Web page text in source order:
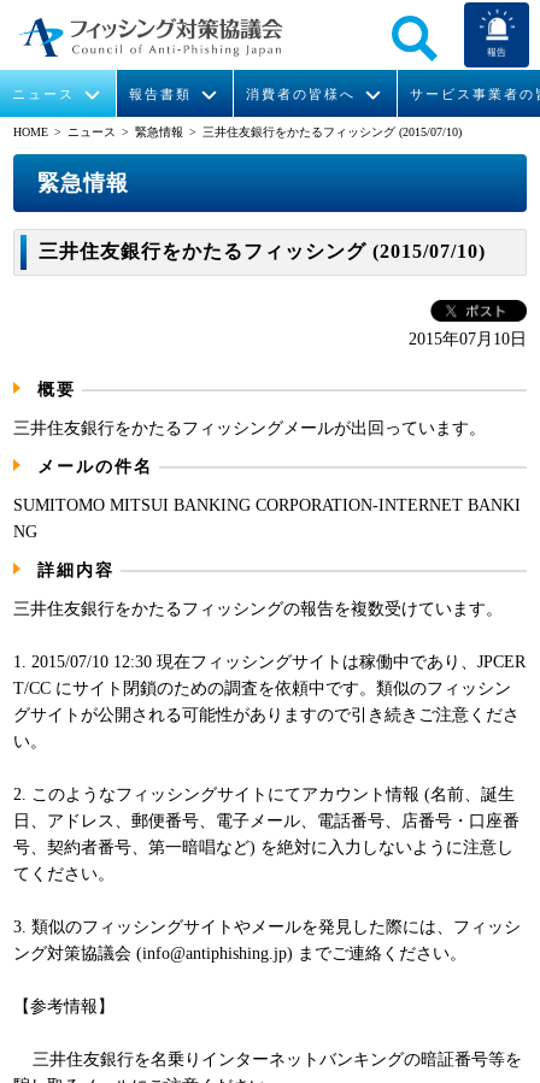
報告
ニュース
イベント
報告書類
月次報告書
消費者の皆様へ
フィッシングの報告
マンガでわかるフィッシング詐欺対策 5ヶ条
サービス事業者の
STOP. THINK. CONNECT.
運営委員紹介
WG活動
入会案内
HOME > ニュース >緊急情報 > 三井住友銀行をかたるフィッシング (2015/07/10)
緊急情報
三井住友銀行をかたるフィッシング (2015/07/10)
2015年07月10日
概要
三井住友銀行をかたるフィッシングメールが出回っています。
メールの件名
SUMITOMO MITSUI BANKING CORPORATION-INTERNET BANKI
NG
詳細内容
三井住友銀行をかたるフィッシングの報告を複数受けています。
1. 2015/07/10 12:30 現在フィッシングサイトは稼働中であり、JPCER
T/CC にサイト閉鎖のための調査を依頼中です。類似のフィッシン
グサイトが公開される可能性がありますので引き続きご注意くださ
い。
2. このようなフィッシングサイトにてアカウント情報 (名前、誕生
日、アドレス、郵便番号、電子メール、電話番号、店番号・口座番
号、契約者番号、第一暗唱など) を絶対に入力しないように注意し
てください。
3. 類似のフィッシングサイトやメールを発見した際には、フィッシ
ング対策協議会 (info@antiphishing.jp) までご連絡ください。
【参考情報】
三井住友銀行を名乗りインターネットバンキングの暗証番号等を